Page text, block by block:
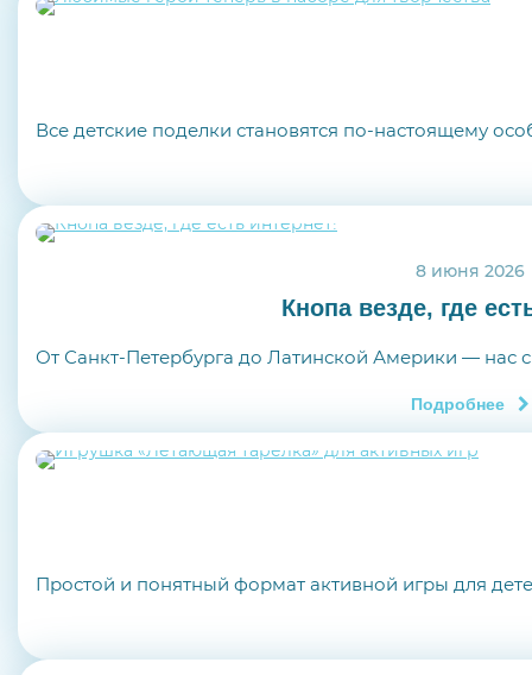
Все детские поделки становятся по-настоящему
8 июня 2026
Кнопа везде, где
От Санкт-Петербурга до Латинской Америки — нас
Подробнее
Простой и понятный формат активной игры для